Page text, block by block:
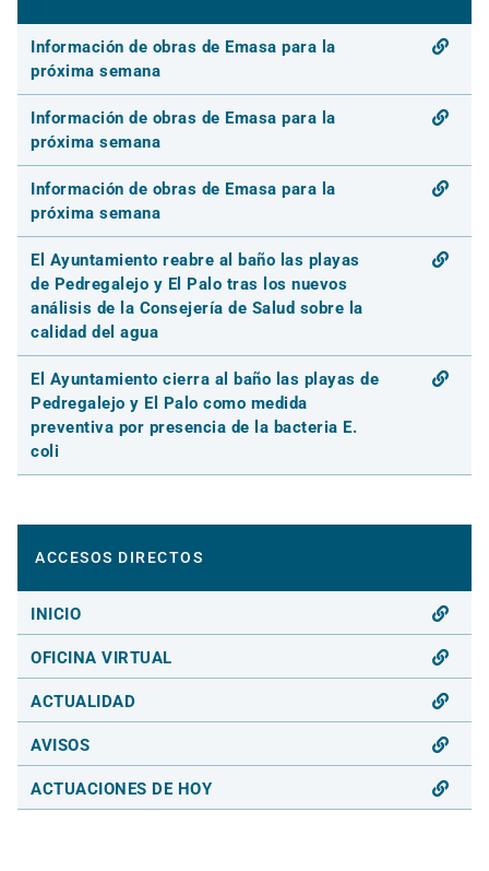
Información de obras de Emasa para la
próxima semana
Información de obras de Emasa para la
próxima semana
Información de obras de Emasa para la
próxima semana
El Ayuntamiento reabre al baño las playas
de Pedregalejo y El Palo tras los nuevos
análisis de la Consejería de Salud sobre la
calidad del agua
El Ayuntamiento cierra al baño las playas de
Pedregalejo y El Palo como medida
preventiva por presencia de la bacteria E.
coli
ACCESOS DIRECTOS
INICIO
OFICINA VIRTUAL
ACTUALIDAD
AVISOS
ACTUACIONES DE HOY